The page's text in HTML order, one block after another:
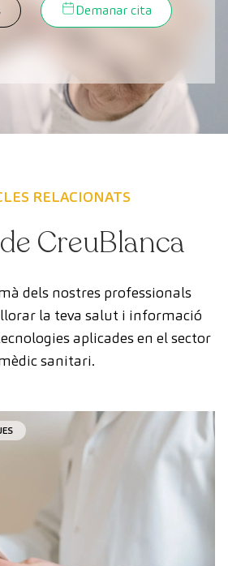
Demanar cita
RELACIONATS
CreuBlanca
dels nostres professionals
la teva salut i informació
aplicades en el sector
sanitari.